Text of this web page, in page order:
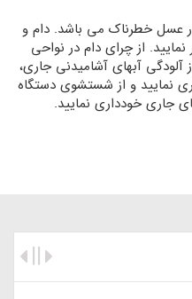
عسل خطرناک می باشد. دام و
از چرای دام در نواحی
آبهای آشامیدنی جاری،
نمایید و از شستشوی دستگاه
جاری خودداری نمایید.